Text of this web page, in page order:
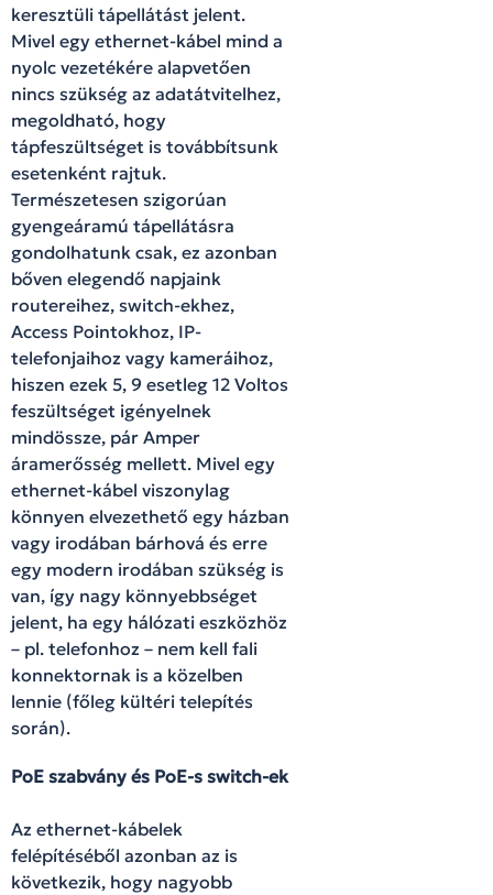
keresztüli tápellátást jelent.
Mivel egy ethernet-kábel mind a
nyolc vezetékére alapvetően
nincs szükség az adatátvitelhez,
megoldható, hogy
tápfeszültséget is továbbítsunk
esetenként rajtuk.
Természetesen szigorúan
gyengeáramú tápellátásra
gondolhatunk csak, ez azonban
bőven elegendő napjaink
routereihez, switch-ekhez,
Access Pointokhoz, IP-
telefonjaihoz vagy kameráihoz,
hiszen ezek 5, 9 esetleg 12 Voltos
feszültséget igényelnek
mindössze, pár Amper
áramerősség mellett. Mivel egy
ethernet-kábel viszonylag
könnyen elvezethető egy házban
vagy irodában bárhová és erre
egy modern irodában szükség is
van, így nagy könnyebbséget
jelent, ha egy hálózati eszközhöz
– pl. telefonhoz – nem kell fali
konnektornak is a közelben
lennie (főleg kültéri telepítés
során).
PoE szabvány és PoE-s switch-ek
Az ethernet-kábelek
felépítéséből azonban az is
következik, hogy nagyobb